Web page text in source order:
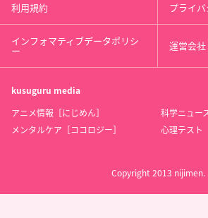
利用規約 プライ
インフォマティブデータポリシ
ー 運営会社
kusuguru media
アニメ情報［にじめん］
科学ニュー
メンタルケア［ココロジー］
心理テスト
Copyright 2013 nijimen.